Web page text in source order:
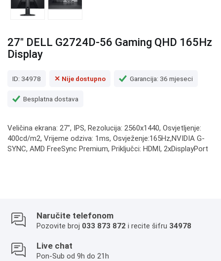
27" DELL G2724D-56 Gaming QHD 165Hz
Display
ID: 34978 ✕ Nije dostupno Garancija: 36 mjeseci
Besplatna dostava
Veličina ekrana: 27", IPS, Rezolucija: 2560x1440, Osvjetljenje:
400cd/m2, Vrijeme odziva: 1ms, Osvježenje:165Hz,NVIDIA G-
SYNC, AMD FreeSync Premium, Priključci: HDMI, 2xDisplayPort
Naručite telefonom
Pozovite broj 033 873 872 i recite šifru 34978
Live chat
Pon-Sub od 9h do 21h